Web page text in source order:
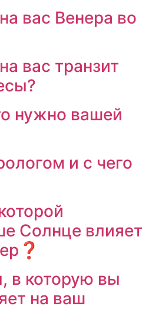
вас Венера во
вас транзит
нужно вашей
и с чего
Солнце влияет
в которую вы
на ваш